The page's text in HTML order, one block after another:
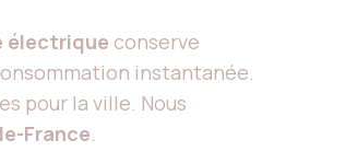
électrique conserve
instantanée.
pour la ville. Nous
France.